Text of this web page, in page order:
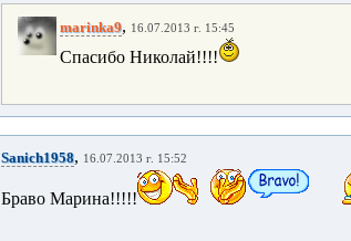
marinka9, 16.07.2013 г. 15:45
Cпасибо Николай!!!!
Sanich1958, 16.07.2013 г. 15:52
Браво Марина!!!!!